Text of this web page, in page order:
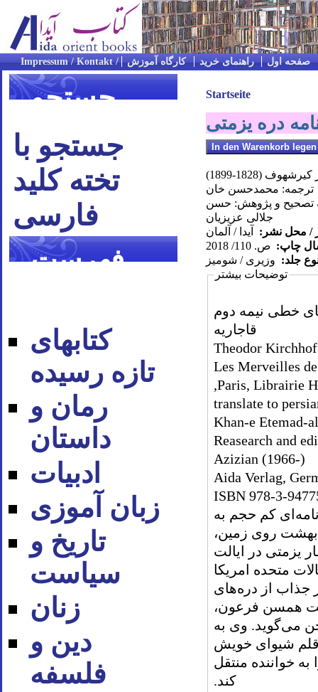
صفحه اول راهنمای خرید کارگاه آموزش
جستجو
جستجو با
تخته کلید
فارسی
فهرست
کتابهای
تازه رسیده
رمان و
داستان
ادبیات
زبان آموزی
تاریخ و
سیاست
زنان
دین و
فلسفه
Startseite
دره یزمتی
(1828-1899)
ترجمه: محمدحسن خان
تصحيح و پژوهش: حسن
جلالى عزيزيان
/ محل نشر:
آیدا / آلمان
چاپ: ص. 110/ 2018
جلد: وزیری / شومیز
توضیحات بیشتر
خطی نیمه دوم
قاجاریه
Theodor
Les Merveilles
,Paris, Librairie
translate to
Khan-e Etemad-
Reasearch and
Azizian (1966-)
Aida Verlag,
ISBN 978-3-
كم حجم به
بهشت روى زمين،
يزمتى در ايالت
متحده امريكا
جذاب از دره‌هاى
همسن فرعون،
مى‌گويد. وى به
قلم شيواى خويش
خواننده منتقل
كند.